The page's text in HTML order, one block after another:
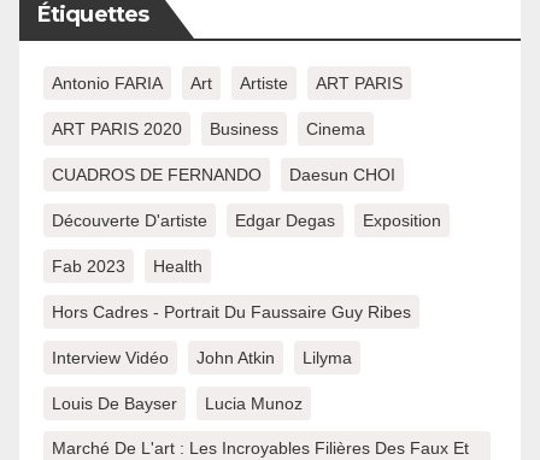
Étiquettes
Antonio FARIA Art Artiste ART PARIS
ART PARIS 2020 Business Cinema
CUADROS DE FERNANDO Daesun CHOI
Découverte D'artiste Edgar Degas Exposition
Fab 2023 Health
Hors Cadres - Portrait Du Faussaire Guy Ribes
Interview Vidéo John Atkin Lilyma
Louis De Bayser Lucia Munoz
Marché De L'art : Les Incroyables Filières Des Faux Et